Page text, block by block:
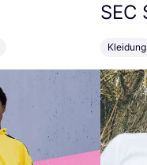
SEC
Kleidung